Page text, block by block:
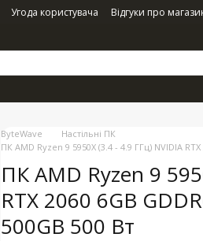
Угода користувача Відгуки про
ByteWave
Настільні ПК
ПК AMD Ryzen 9 5950X (3.4 - 4.9 ГГц) NVIDIA
ПК AMD Ryzen 9
RTX 2060 6GB
500GB 500 Вт